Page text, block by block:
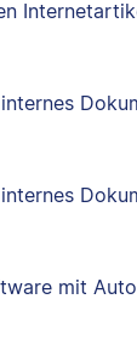
mit